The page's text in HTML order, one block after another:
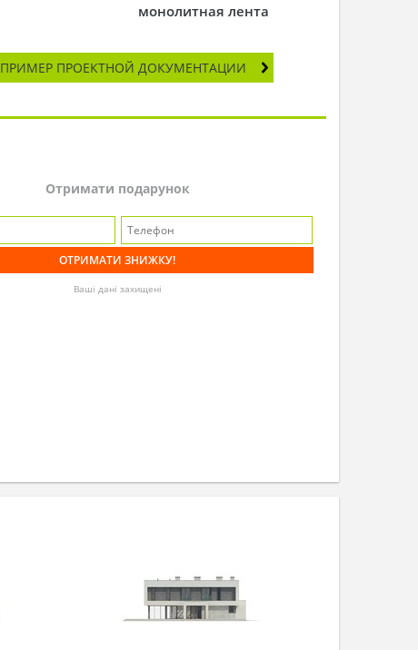
монолитная лента
ПРИМЕР ПРОЕКТНОЙ ДОКУМЕНТАЦИИ
Отримати подарунок
Ваші дані захищені